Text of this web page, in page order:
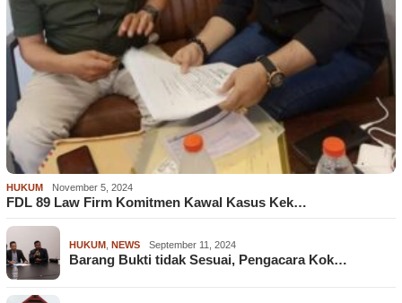
HUKUM November 5, 2024
FDL 89 Law Firm Komitmen Kawal Kasus Kek…
HUKUM NEWS September 11, 2024
Barang Bukti tidak Sesuai, Pengacara Kok…